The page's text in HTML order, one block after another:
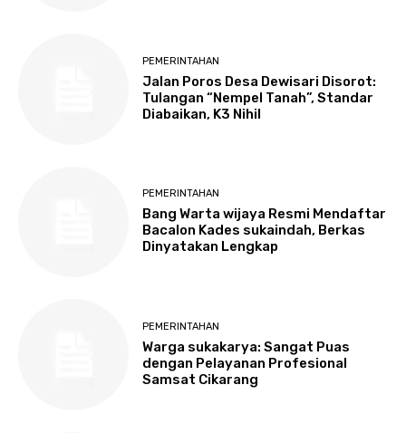
PEMERINTAHAN
Jalan Poros Desa Dewisari Disorot:
Tulangan “Nempel Tanah”, Standar
Diabaikan, K3 Nihil
PEMERINTAHAN
Bang Warta wijaya Resmi Mendaftar
Bacalon Kades sukaindah, Berkas
Dinyatakan Lengkap
PEMERINTAHAN
Warga sukakarya: Sangat Puas
dengan Pelayanan Profesional
Samsat Cikarang